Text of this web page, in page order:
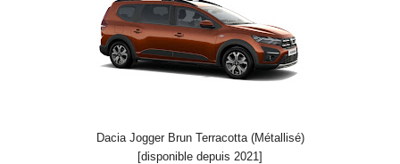
Dacia Jogger Brun Terracotta (Métallisé)
[disponible depuis 2021]